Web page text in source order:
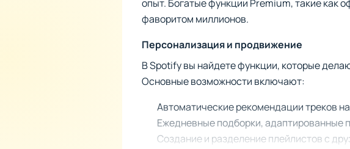
опыт. Богатые функции Premium, такие как
фаворитом миллионов.
Персонализация и продвижение
В Spotify вы найдете функции, которые
Основные возможности включают:
Автоматические рекомендации треков
Ежедневные подборки, адаптированные
Создание и разделение плейлистов с